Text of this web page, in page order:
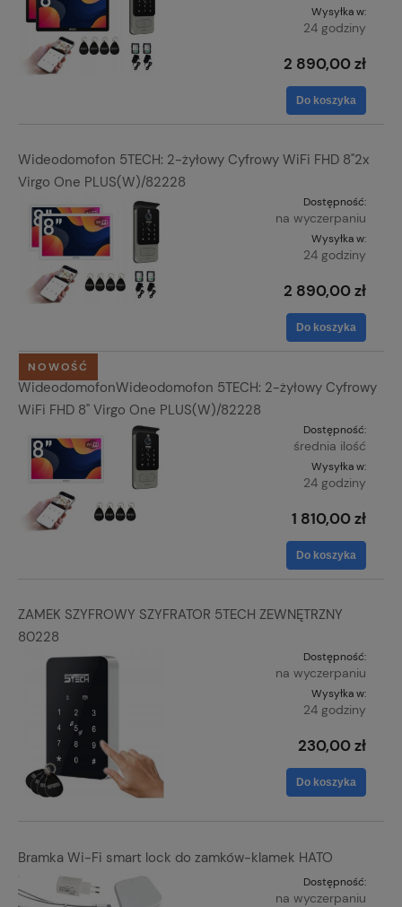
Wysyłka w:
24 godziny
2 890,00 zł
Do koszyka
Wideodomofon 5TECH: 2-żyłowy Cyfrowy WiFi FHD 8"2x
Virgo One PLUS(W)/82228
Dostępność:
na wyczerpaniu
Wysyłka w:
24 godziny
2 890,00 zł
Do koszyka
WideodomofonWideodomofon 5TECH: 2-żyłowy Cyfrowy
WiFi FHD 8" Virgo One PLUS(W)/82228
Dostępność:
średnia ilość
Wysyłka w:
24 godziny
1 810,00 zł
Do koszyka
NOWOŚĆ
ZAMEK SZYFROWY SZYFRATOR 5TECH ZEWNĘTRZNY
80228
Dostępność:
na wyczerpaniu
Wysyłka w:
24 godziny
230,00 zł
Do koszyka
Bramka Wi-Fi smart lock do zamków-klamek HATO
Dostępność:
na wyczerpaniu